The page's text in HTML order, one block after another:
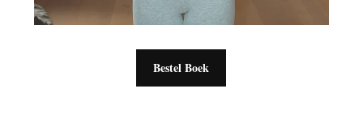
Bestel Boek